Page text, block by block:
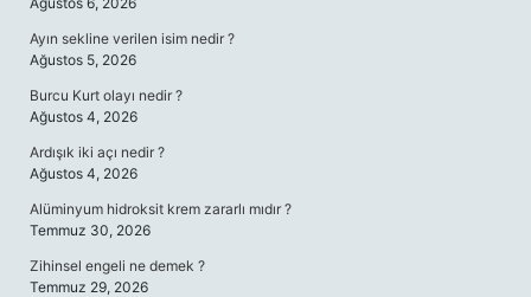
Ayın sekline verilen isim nedir ?
Ağustos 5, 2026
Burcu Kurt olayı nedir ?
Ağustos 4, 2026
Ardışık iki açı nedir ?
Ağustos 4, 2026
Alüminyum hidroksit krem zararlı mıdır ?
Temmuz 30, 2026
Zihinsel engeli ne demek ?
Temmuz 29, 2026